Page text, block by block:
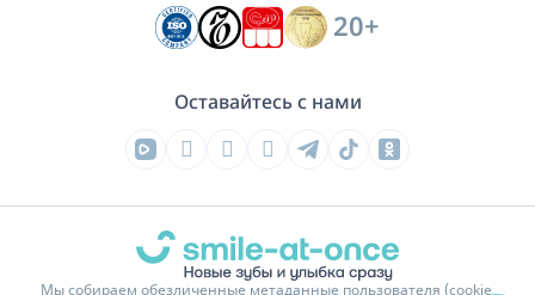
20+
Оставайтесь с нами
Мы собираем обезличенные метаданные пользователя (cookie,